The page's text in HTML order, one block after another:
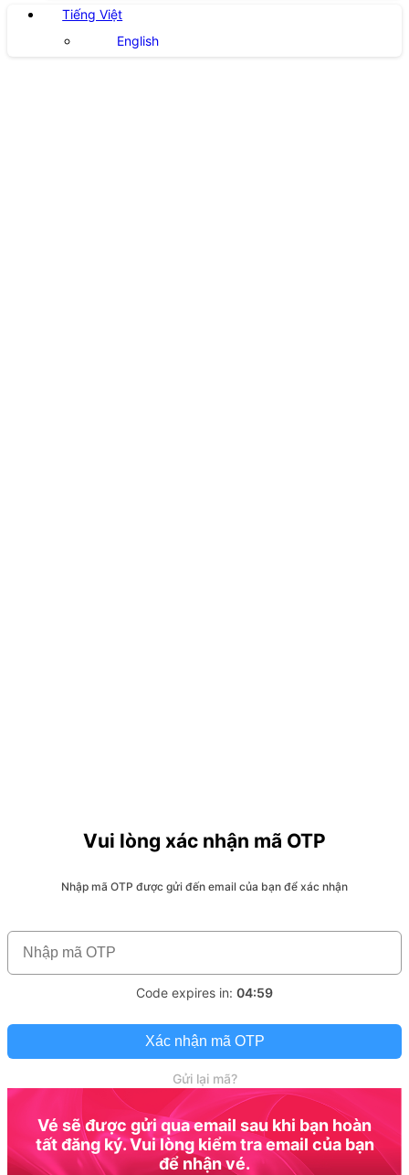
Tiếng Việt
English
Vui lòng xác nhận mã OTP
Nhập mã OTP được gửi đến email của bạn để xác nhận
Code expires in: 04:59
Xác nhận mã OTP
Gửi lại mã?
Vé sẽ được gửi qua email sau khi bạn hoàn
tất đăng ký. Vui lòng kiểm tra email của bạn
để nhận vé.